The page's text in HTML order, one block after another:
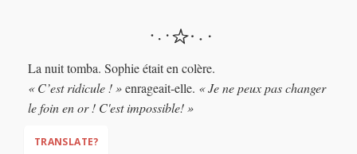
La nuit tomba. Sophie était en colère.
« C’est ridicule ! »enrageait-elle. « Je ne peux pas changer
le foin en or ! C'est impossible! »
TRANSLATE?